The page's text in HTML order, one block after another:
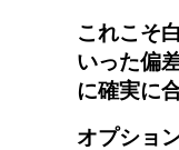
これこそ
いった偏
に確実に
オプショ